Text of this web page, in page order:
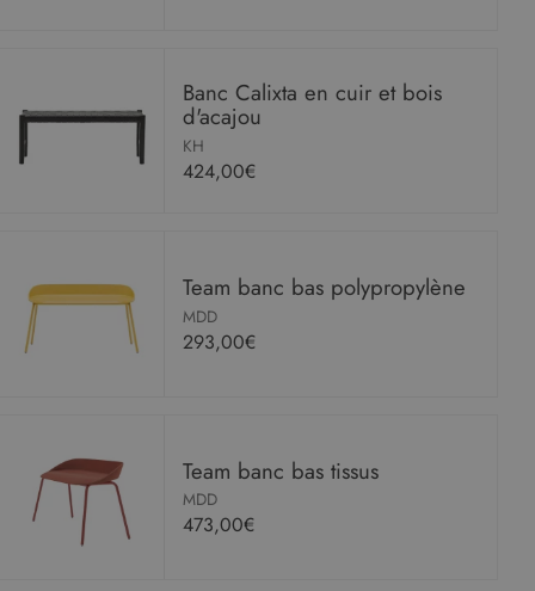
Banc Calixta en cuir et bois
d'acajou
KH
424,00€
Team banc bas polypropylène
MDD
293,00€
Team banc bas tissus
MDD
473,00€